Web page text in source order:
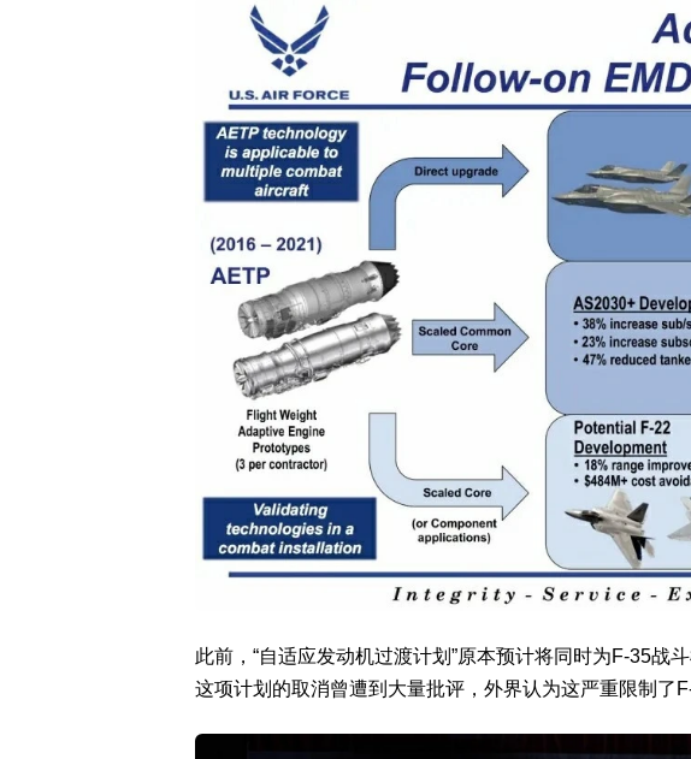
此前，“自适应发动机过渡计划”原本预计将同时为F-35战
这项计划的取消曾遭到大量批评，外界认为这严重限制了